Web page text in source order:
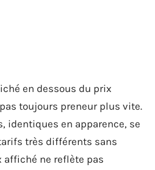
en dessous du prix
toujours preneur plus vite.
identiques en apparence, se
très différents sans
affiché ne reflète pas